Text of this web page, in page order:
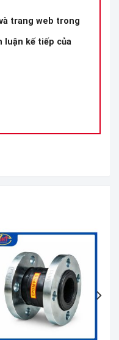
trang web trong
luận kế tiếp của